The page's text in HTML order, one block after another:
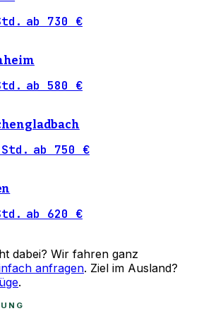
ab 730 €
ab 580 €
ab 750 €
ab 620 €
dabei? Wir fahren ganz
anfragen. Ziel im Ausland?
.